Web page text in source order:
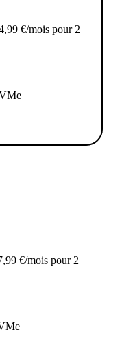
€/mois pour 2
€/mois pour 2